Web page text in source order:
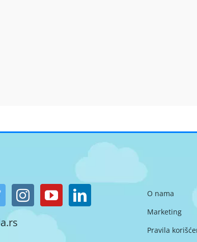
O nama
Marketing
Pravila